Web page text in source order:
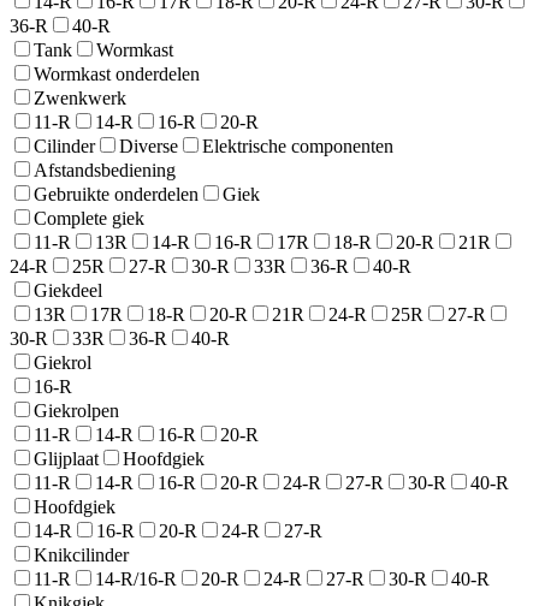
36-R
40-R
Tank
Wormkast
Wormkast onderdelen
Zwenkwerk
11-R
14-R 16-R
20-R
Cilinder
Diverse
Elektrische componenten
Afstandsbediening
Gebruikte onderdelen
Giek
Complete giek
11-R
13R 14-R 16-R 17R 18-R 20-R
21R
24-R
25R 27-R 30-R 33R 36-R
40-R
Giekdeel
13R
17R 18-R 20-R 21R 24-R 25R
27-R
30-R
33R 36-R
40-R
Giekrol
16-R
Giekrolpen
11-R
14-R 16-R
20-R
Glijplaat
Hoofdgiek
11-R
14-R 16-R 20-R 24-R 27-R 30-R
40-R
Hoofdgiek
14-R
16-R 20-R 24-R
27-R
Knikcilinder
11-R
14-R/16-R 20-R 24-R 27-R 30-R
40-R